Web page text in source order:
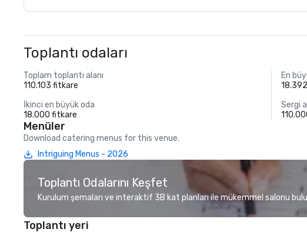
Toplantı odaları
Toplam toplantı alanı
110.103 fitkare
En
İkinci en büyük oda
18.000 fitkare
Sergi
Menüler
Download catering menus for this venue.
Intriguing Menus - 2026
Toplantı Odalarını Keşfet
Kurulum şemaları ve interaktif 3B kat planları ile mükemmel salonu
Toplantı yeri